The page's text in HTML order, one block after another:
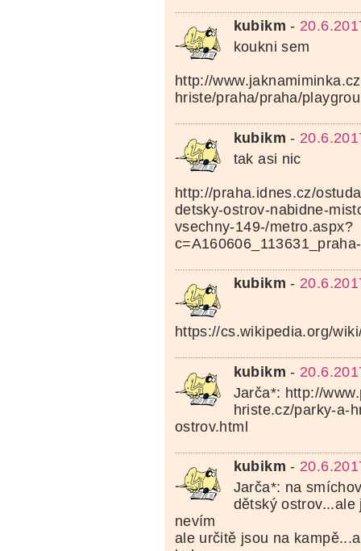
kubikm -
koukni sem
http://
hriste/praha/praha/
kubikm -
tak asi nic
http://praha.idnes.cz/
detsky-ostrov-nabidne-
vsechny-149-/metro.aspx?
kubikm -
https://cs.wikipedia.org/
kubikm -
Jarča*: http://
hriste.cz/parky-a-
ostrov.html
kubikm -
Jarča*: na
dětský
nevím
ale určitě jsou na